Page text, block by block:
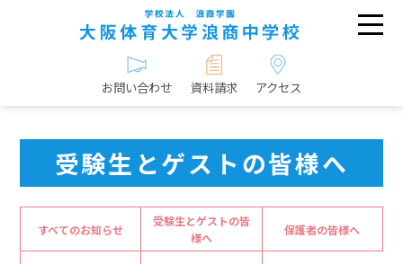
お問い合わせ 資料請求 アクセス
受験生とゲストの皆様へ
すべてのお知らせ
受験生とゲストの皆
様へ
保護者の皆様へ